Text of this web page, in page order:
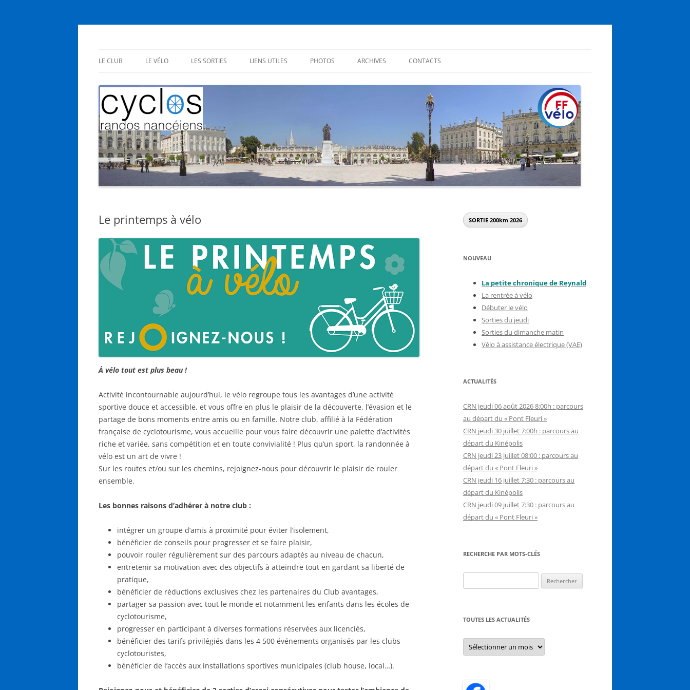
Aller
LE CLUB
STATUTS
INSCRIPTIONS
AG – RÉUNIONS
LE VÉLO
SES BIENFAITS
NOUS L’AIMONS
LES SORTIES LIENS UTILES PHOTOS ARCHIVES
CHRONIQUES 2014
CHRONIQUES 2013
PREMIÈRES CHRONIQUES (2012)
CONTACTS
Le printemps à vélo
À vélo tout est plus beau !
Activité incontournable aujourd’hui, le vélo regroupe tous les avantages d’une activité
sportive douce et accessible, et vous offre en plus le plaisir de la découverte, l’évasion et le
partage de bons moments entre amis ou en famille. Notre club, affilié à la Fédération
française de cyclotourisme, vous accueille pour vous faire découvrir une palette d’activités
riche et variée, sans compétition et en toute convivialité ! Plus qu’un sport, la randonnée à
vélo est un art de vivre !
Sur les routes et/ou sur les chemins, rejoignez-nous pour découvrir le plaisir de rouler
ensemble.
Les bonnes raisons d’adhérer à notre club :
intégrer un groupe d’amis à proximité pour éviter l’isolement,
bénéficier de conseils pour progresser et se faire plaisir,
pouvoir rouler régulièrement sur des parcours adaptés au niveau de chacun,
entretenir sa motivation avec des objectifs à atteindre tout en gardant sa liberté de
pratique,
bénéficier de réductions exclusives chez les partenaires du Club avantages,
partager sa passion avec tout le monde et notamment les enfants dans les écoles de
cyclotourisme,
progresser en participant à diverses formations réservées aux licenciés,
bénéficier des tarifs privilégiés dans les 4 500 événements organisés par les clubs
cyclotouristes,
bénéficier de l’accès aux installations sportives municipales (club house, local…).
SORTIE 200km 2026
NOUVEAU
La petite chronique de Reynald
La rentrée à vélo
Débuter le vélo
Sorties du jeudi
Sorties du dimanche matin
Vélo à assistance électrique (VAE)
ACTUALITÉS
CRN jeudi 06 août 2026 8:00h : parcours
au départ du « Pont Fleuri »
CRN jeudi 30 juillet 7:00h : parcours au
départ du Kinépolis
CRN jeudi 23 juillet 08:00 : parcours au
départ du « Pont Fleuri »
CRN jeudi 16 juillet 7:30 : parcours au
départ du Kinépolis
CRN jeudi 09 juillet 7:30 : parcours au
départ du « Pont Fleuri »
RECHERCHE PAR MOTS-CLÉS
TOUTES LES ACTUALITÉS
Toutes
les
actualités